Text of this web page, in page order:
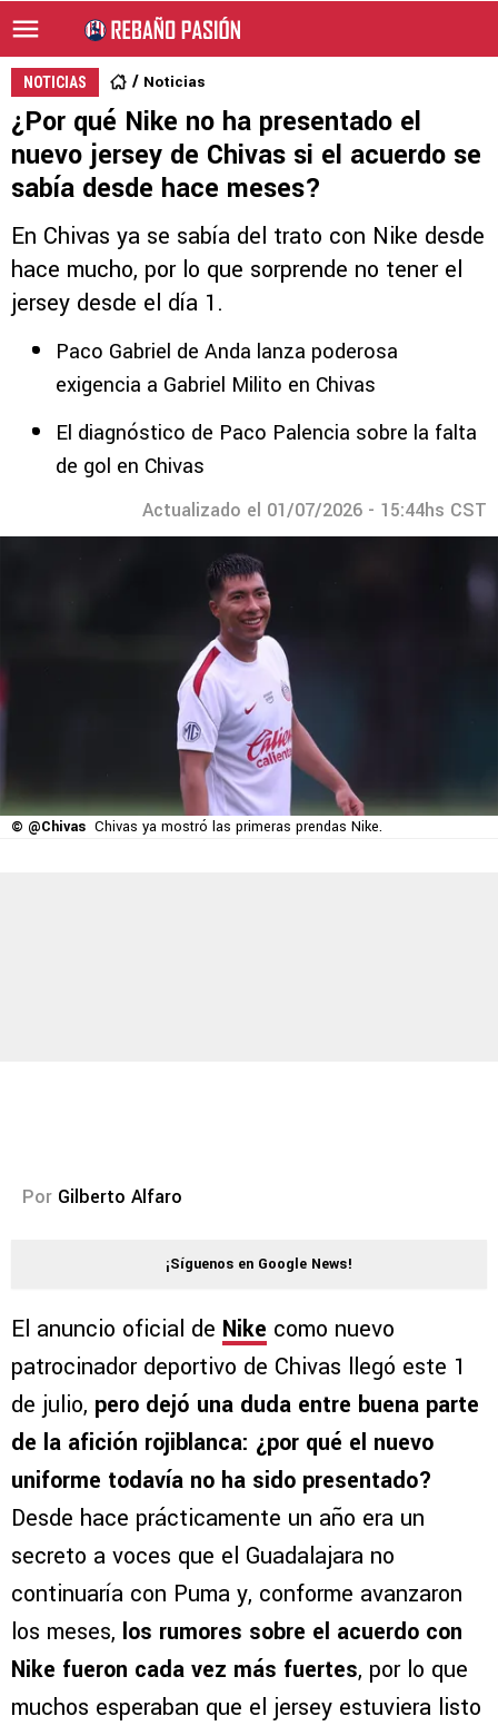
NOTICIAS Noticias
¿Por qué Nike no ha presentado el
nuevo jersey de Chivas si el acuerdo se
sabía desde hace meses?
En Chivas ya se sabía del trato con Nike desde
hace mucho, por lo que sorprende no tener el
jersey desde el día 1.
Paco Gabriel de Anda lanza poderosa
exigencia a Gabriel Milito en Chivas
El diagnóstico de Paco Palencia sobre la falta
de gol en Chivas
Actualizado el 01/07/2026 - 15:44hs CST
© @Chivas Chivas ya mostró las primeras prendas Nike.
Por Gilberto Alfaro
¡Síguenos en Google News!
El anuncio oficial de Nike como nuevo
patrocinador deportivo de Chivas llegó este 1
de julio, pero dejó una duda entre buena parte
de la afición rojiblanca: ¿por qué el nuevo
uniforme todavía no ha sido presentado?
Desde hace prácticamente un año era un
secreto a voces que el Guadalajara no
continuaría con Puma y, conforme avanzaron
los meses, los rumores sobre el acuerdo con
Nike fueron cada vez más fuertes, por lo que
muchos esperaban que el jersey estuviera listo